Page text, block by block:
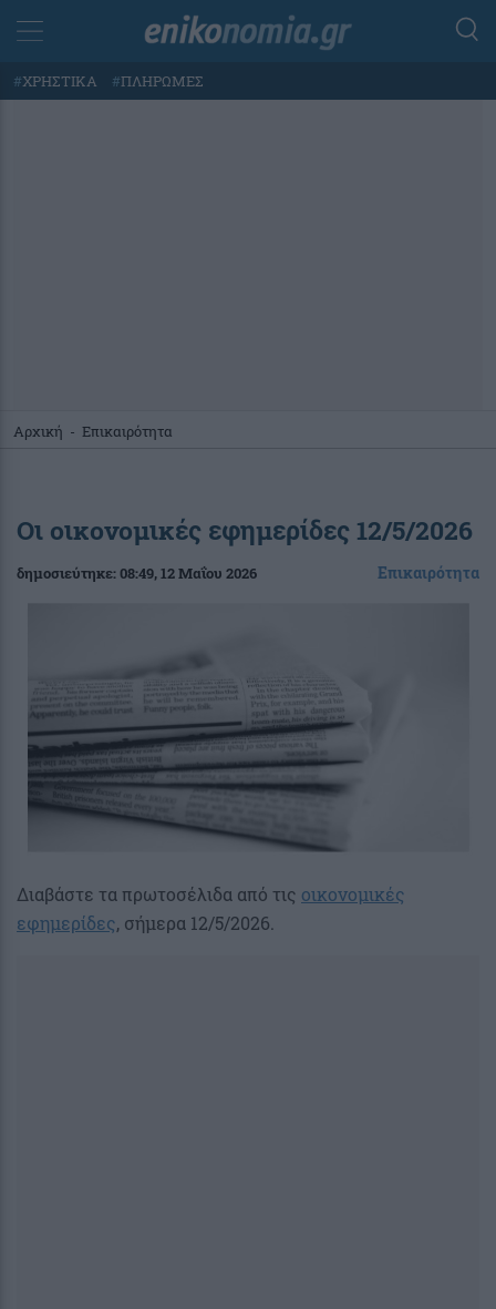
#ΧΡΗΣΤΙΚΑ #ΠΛΗΡΩΜΕΣ
Αρχική - Επικαιρότητα
Οι οικονομικές εφημερίδες 12/5/2026
δημοσιεύτηκε:08:49, 12 Μαΐου 2026 Επικαιρότητα
Διαβάστε τα πρωτοσέλιδα από τις οικονομικές
εφημερίδες, σήμερα 12/5/2026.